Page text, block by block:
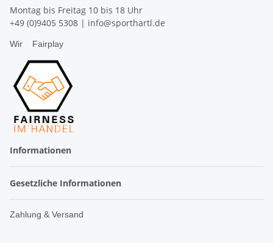
Montag bis Freitag 10 bis 18 Uhr
+49 (0)9405 5308 | info@sporthartl.de
Wir Fairplay
Informationen
Gesetzliche Informationen
Zahlung & Versand